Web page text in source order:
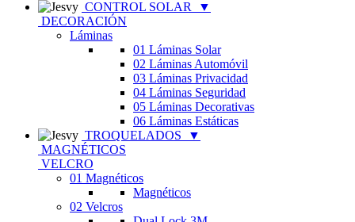
CONTROL SOLAR
▼
DECORACIÓN
Láminas
01 Láminas Solar
02 Láminas Automóvil
03 Láminas Privacidad
04 Láminas Seguridad
05 Láminas Decorativas
06 Láminas Estáticas
TROQUELADOS
▼
MAGNÉTICOS
VELCRO
01 Magnéticos
Magnéticos
02 Velcros